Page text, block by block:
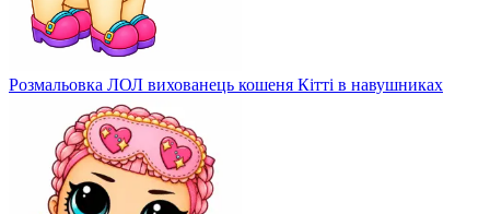
Розмальовка ЛОЛ вихованець кошеня Кітті в навушниках